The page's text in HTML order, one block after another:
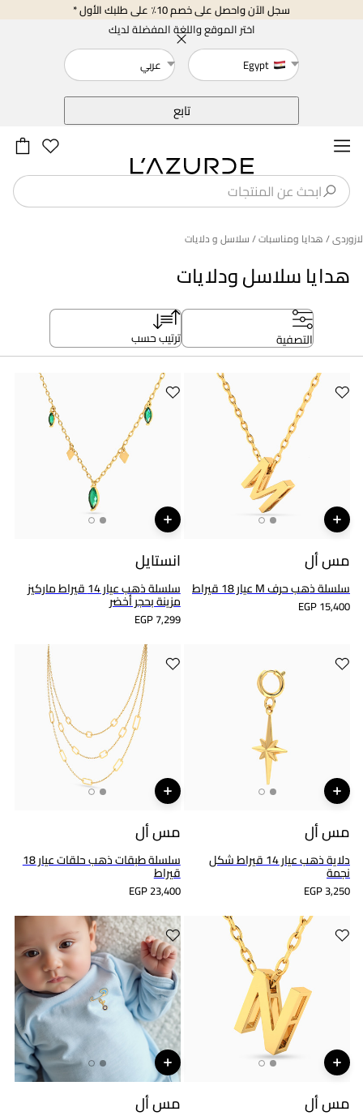
سجل الآن واحصل على خصم 10٪ على طلبك الأول *
اختر الموقع واللغة المفضلة لديك
Egypt
عربي
تابع
هدايا سلاسل ودلايات
لازوردى/ هدايا ومناسبات/ سلاسل و دلايات
التصفية ترتيب حسب
مس أل
سلسلة ذهب حرف M عيار 18 قيراط
EGP 15,400
انستايل
سلسلة ذهب عيار 14 قيراط ماركيز
مزينة بحجر أخضر
EGP 7,299
مس أل
دلاية ذهب عيار 14 قيراط شكل
نجمة
EGP 3,250
مس أل
سلسلة طبقات ذهب حلقات عيار 18
قيراط
EGP 23,400
مس أل مس أل